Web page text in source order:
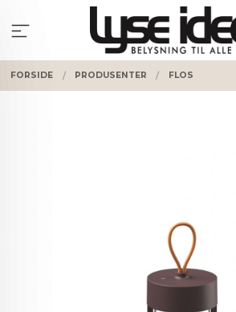
innholdet
FORSIDE PRODUSENTER FLOS